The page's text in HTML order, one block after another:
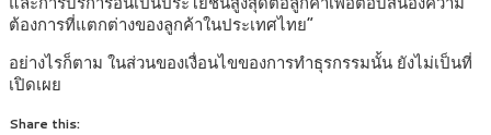
ต้องการที่แตกต่างของลูกค้าในประเทศไทย”
อย่างไรก็ตาม ในส่วนของเงื่อนไขของการทําธุรกรรมนั้น ยังไม่เป็นที่
เปิดเผย
Share this: